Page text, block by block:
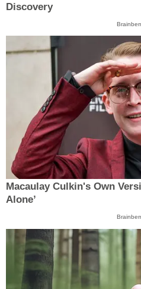
Discovery
Macaulay Culkin's Own
Alone’